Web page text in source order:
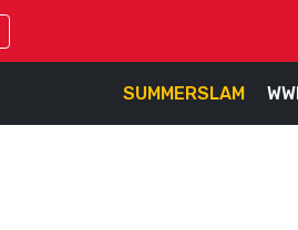
SUMMERSLAM